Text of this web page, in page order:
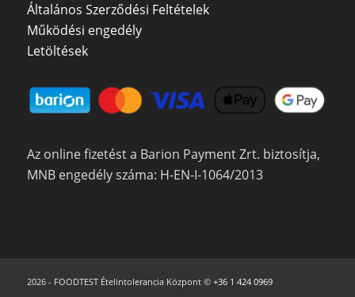
Általános Szerződési Feltételek
Működési engedély
Letöltések
Az online fizetést a Barion Payment Zrt. biztosítja,
MNB engedély száma: H-EN-I-1064/2013
2026 - FOODTEST Ételintolerancia Központ © +36 1 424 0969